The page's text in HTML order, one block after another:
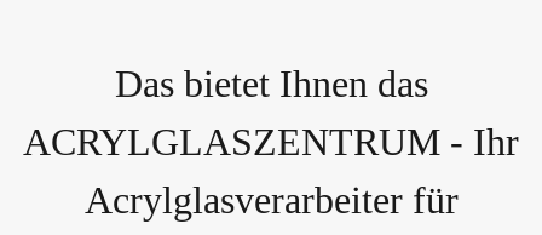
Das bietet Ihnen das
ACRYLGLASZENTRUM - Ihr
Acrylglasverarbeiter für